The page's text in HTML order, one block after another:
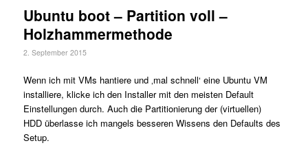
Ubuntu boot – Partition voll –
Holzhammermethode
2. September 2015
Wenn ich mit VMs hantiere und ‚mal schnell‘ eine Ubuntu VM
installiere, klicke ich den Installer mit den meisten Default
Einstellungen durch. Auch die Partitionierung der (virtuellen)
HDD überlasse ich mangels besseren Wissens den Defaults des
Setup.